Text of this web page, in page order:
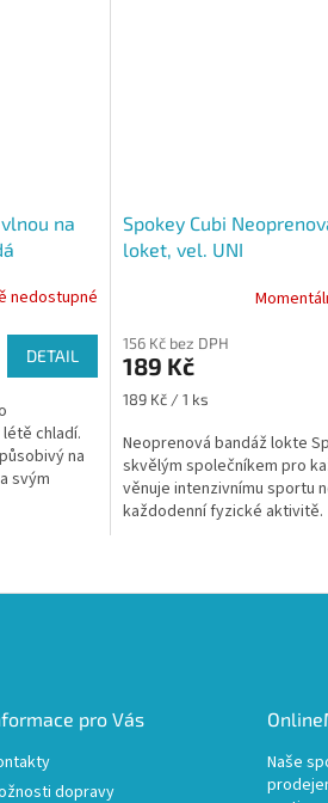
na
nedostupné
DETAIL
chladí.
na
svým
Spokey Cubi
loket, vel. UNI
156 Kč bez DPH
189 Kč
Měrná
189 Kč / 1 ks
Neoprenová bandáž lokte
skvělým společníkem pro
věnuje intenzivnímu sportu
každodenní fyzické aktivitě.
v
í
p
r
v
pro Vás
dopravy
Naše